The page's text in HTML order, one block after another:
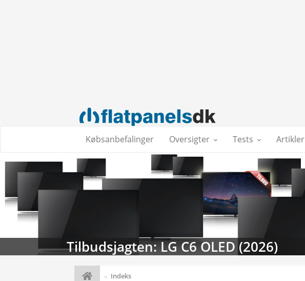
Købsanbefalinger Oversigter Tests Artikler
Streaming-kalenderen: Nyt i august
Indeks